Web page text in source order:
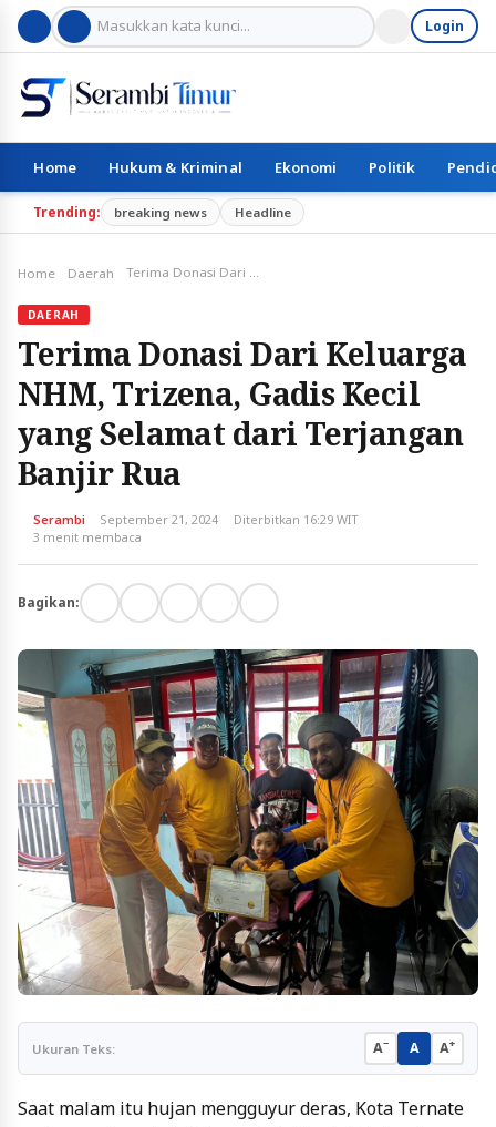
Login
Home Hukum & Kriminal Ekonomi Politik
Trending: breaking news Headline
Home Daerah Terima Donasi Dari Keluarga NHM, Trizena, Gadis Kecil yang Selamat dari Terjangan Banjir Rua
DAERAH
Terima Donasi Dari Keluarga
NHM, Trizena, Gadis Kecil
yang Selamat dari Terjangan
Banjir Rua
Serambi September 21, 2024
Diterbitkan 16:29 WIT
3 menit membaca
Bagikan:
Ukuran Teks: A− A A+
Saat malam itu hujan mengguyur deras, Kota Ternate